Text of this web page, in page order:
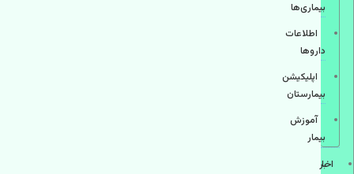
بیماری‌ها
اطلاعات
دارو‌ها
اپليكيشن
بيمارستان
آموزش
بیمار
اخبار